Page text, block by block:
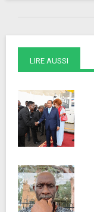
LIRE AUSSI